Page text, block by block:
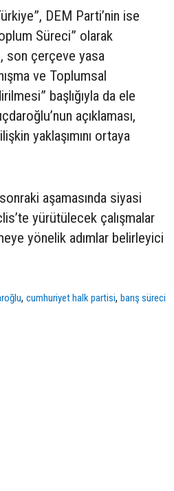
DEM Parti’nin ise
Süreci” olarak
son çerçeve yasa
ve Toplumsal
başlığıyla da ele
açıklaması,
yaklaşımını ortaya
aşamasında siyasi
yürütülecek çalışmalar
yönelik adımlar belirleyici
,cumhuriyet halk partisi,barış süreci